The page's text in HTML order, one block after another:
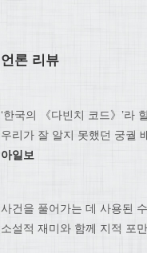
언론 리뷰
‘한국의 《다빈치 코드》’라
우리가 잘 알지 못했던 궁궐
아일보
사건을 풀어가는 데 사용된
소설적 재미와 함께 지적 포